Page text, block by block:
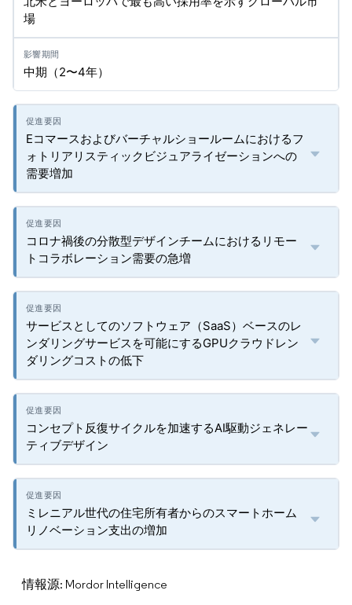
場
中期（2〜4年）
Eコマースおよびバーチャルショールームにおけるフ
ォトリアリスティックビジュアライゼーションへの
需要増加
コロナ禍後の分散型デザインチームにおけるリモー
トコラボレーション需要の急増
サービスとしてのソフトウェア（SaaS）ベースのレ
ンダリングサービスを可能にするGPUクラウドレン
ダリングコストの低下
コンセプト反復サイクルを加速するAI駆動ジェネレー
ティブデザイン
ミレニアル世代の住宅所有者からのスマートホーム
リノベーション支出の増加
情報源: Mordor Intelligence